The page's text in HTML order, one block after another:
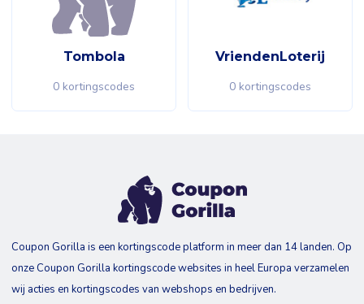
Tombola
0 kortingscodes
VriendenLoterij
0 kortingscodes
Coupon Gorilla is een kortingscode platform in meer dan 14 landen. Op
onze Coupon Gorilla kortingscode websites in heel Europa verzamelen
wij acties en kortingscodes van webshops en bedrijven.